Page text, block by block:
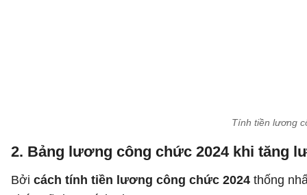
Tính tiền lương
2. Bảng lương công chức 2024 khi tăng
Bởi cách tính tiền lương công chức 2024 thống